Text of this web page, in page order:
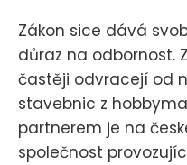
Zákon sice dává
důraz na odbornost.
častěji odvracejí od
stavebnic z
partnerem je na
společnost